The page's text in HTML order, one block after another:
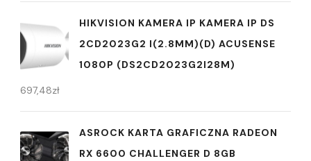
HIKVISION KAMERA IP KAMERA IP DS
2CD2023G2 I(2.8MM)(D) ACUSENSE
1080P (DS2CD2023G2I28M)
697,48zł
ASROCK KARTA GRAFICZNA RADEON
RX 6600 CHALLENGER D 8GB